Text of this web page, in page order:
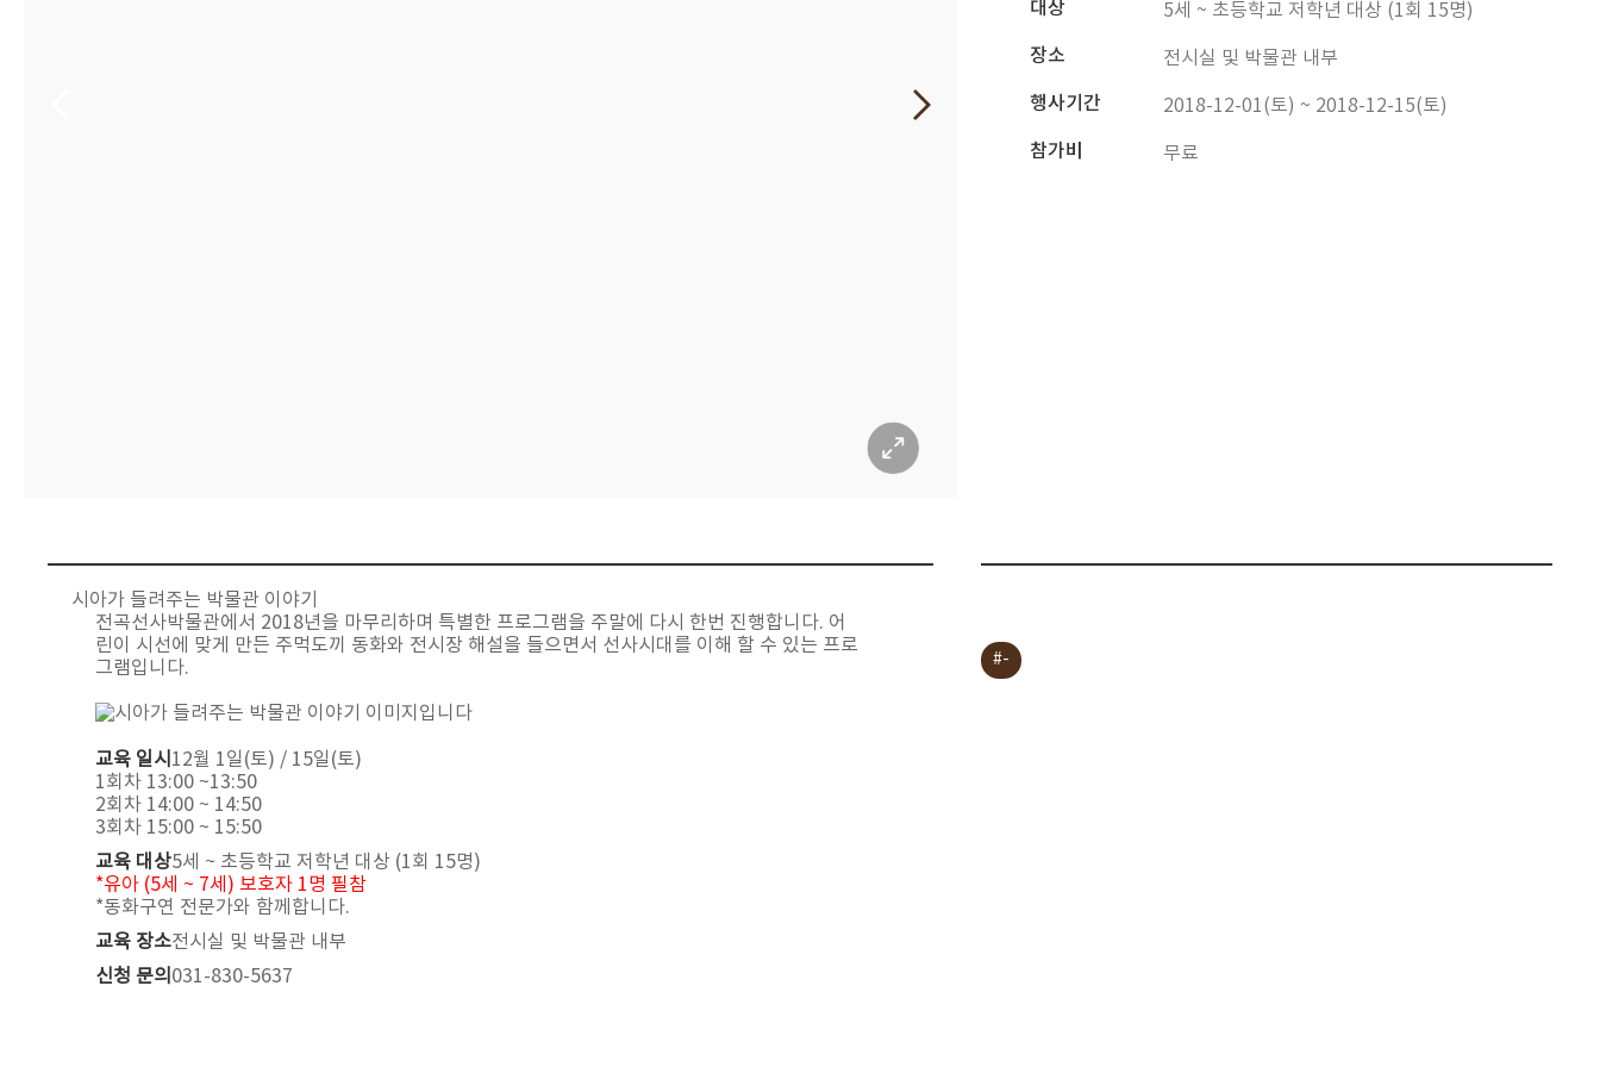
대상 5세 ~ 초등학교 저학년 대상 (1회 15명)
장소 전시실 및 박물관 내부
행사기간 2018-12-01(토) ~ 2018-12-15(토)
참가비 무료
시아가 들려주는 박물관 이야기
전곡선사박물관에서 2018년을 마무리하며 특별한 프로그램을 주말에 다시 한번 진행합니다. 어
린이 시선에 맞게 만든 주먹도끼 동화와 전시장 해설을 들으면서 선사시대를 이해 할 수 있는 프로
그램입니다.
교육 일시 12월 1일(토) / 15일(토)
1회차 13:00 ~13:50
2회차 14:00 ~ 14:50
3회차 15:00 ~ 15:50
교육 대상5세 ~ 초등학교 저학년 대상 (1회 15명)
*유아 (5세 ~ 7세) 보호자 1명 필참
*동화구연 전문가와 함께합니다.
교육 장소전시실 및 박물관 내부
신청 문의 031-830-5637
#-